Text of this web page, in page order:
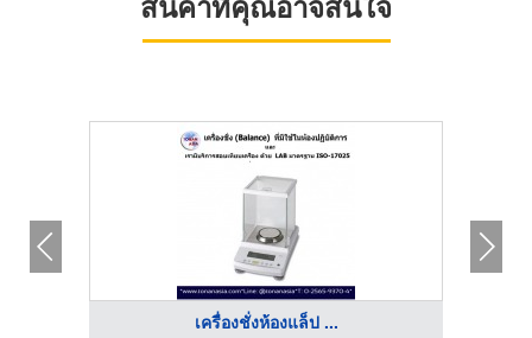
เครื่องชั่งห้องแล็ป ...